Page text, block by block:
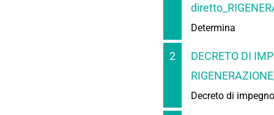
Determina
2
DECRETO DI
Decreto di impegno